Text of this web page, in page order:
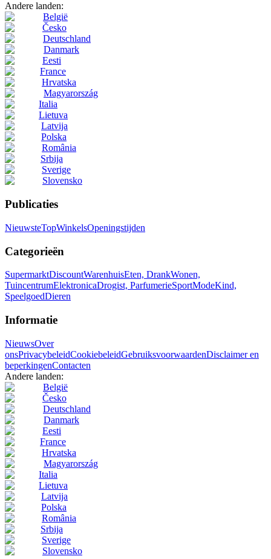
Andere landen:
België
Česko
Deutschland
Danmark
Eesti
France
Hrvatska
Magyarország
Italia
Lietuva
Latvija
Polska
România
Srbija
Sverige
Slovensko
Publicaties
NieuwsteTopWinkelsOpeningstijden
Categorieën
SupermarktDiscountWarenhuisEten, DrankWonen,
TuincentrumElektronicaDrogist, ParfumerieSportModeKind,
SpeelgoedDieren
Informatie
NieuwsOver
onsPrivacybeleidCookiebeleidGebruiksvoorwaardenDisclaimer en
beperkingenContacten
Andere landen:
België
Česko
Deutschland
Danmark
Eesti
France
Hrvatska
Magyarország
Italia
Lietuva
Latvija
Polska
România
Srbija
Sverige
Slovensko